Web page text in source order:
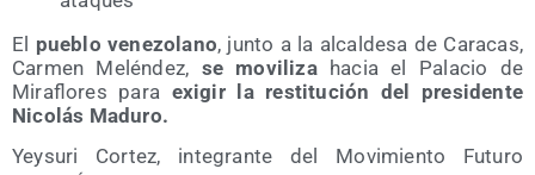
El pue­blo vene­zo­lano, jun­to a la alcal­de­sa de Cara­cas,
Car­men Melén­dez, se movi­li­zahacia el Pala­cio de
Mira­flo­res para exi­gir la res­ti­tu­ción del pre­si­den­te
Nico­lás Maduro.
Yey­su­ri Cor­tez, inte­gran­te del Movi­mien­to Futu­ro